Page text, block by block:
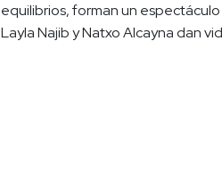
equilibrios, forman un espectáculo
Layla Najib y Natxo Alcayna dan